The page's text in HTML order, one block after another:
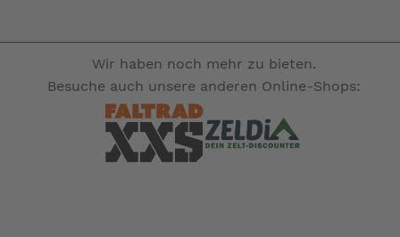
Wir haben noch mehr zu bieten.
Besuche auch unsere anderen Online-Shops: